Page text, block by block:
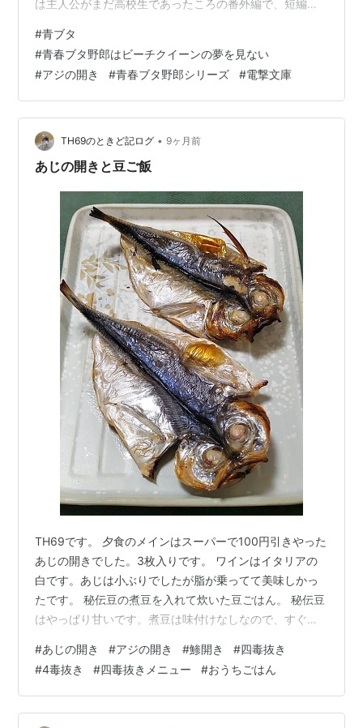
は主人公がまだ高校生であったころの番外編で、短編が3
クイーン』です。 いつものようにいくばくかのネタバレ
をお許しください。『ビーチクイーン』は冒頭 その日、
梓川咲太は男子トイレで、女子生徒に遭遇した （P12）
という不穏な一文からはじまります。咲太がシリーズ通
しての主人公で男子トイレにいた女子生徒がビーチバレ
ーの選手かつ本作のヒロインの大津さ…
#青ブタ
#青春ブタ野郎はビーチクイーンの夢を見ない
#アジの開き #青春ブタ野郎シリーズ #電撃文庫
TH69のときど記ログ • 9ヶ月前
あじの開きと豆ご飯
TH69です。 夕食のメインはスーパーで100円引きやった
あじの開きでした。3枚入りです。 ワインはイタリアの
白です。あじは小ぶりでしたが脂が乗ってて美味しかっ
たです。 秘伝豆の煮豆を入れて炊いた豆ごはん。 秘伝豆
はやっぱり甘いです。煮豆は味付けなしなので、すぐ豆
秘伝豆の納豆、秘伝豆の煮豆(この豆を豆ご飯にしました)
きゅうりと海藻のサラダ、有田の早生みかん 今日スーパ
ーに行ったら同じアジが100円引きになってたので、また
買ってきました。 今日もほぼ四毒抜きのメニューでし
#あじの開き #アジの開き #鯵開き #四毒抜き
#4毒抜き #四毒抜きメニュー #おうちごはん